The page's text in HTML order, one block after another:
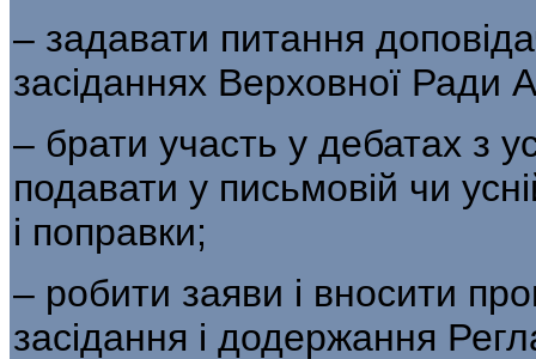
– задавати питання
засіданнях Верховної Ради
– брати участь у дебатах з
подавати у письмовій чи
і поправки;
– робити заяви і вносити
засідання і додержання